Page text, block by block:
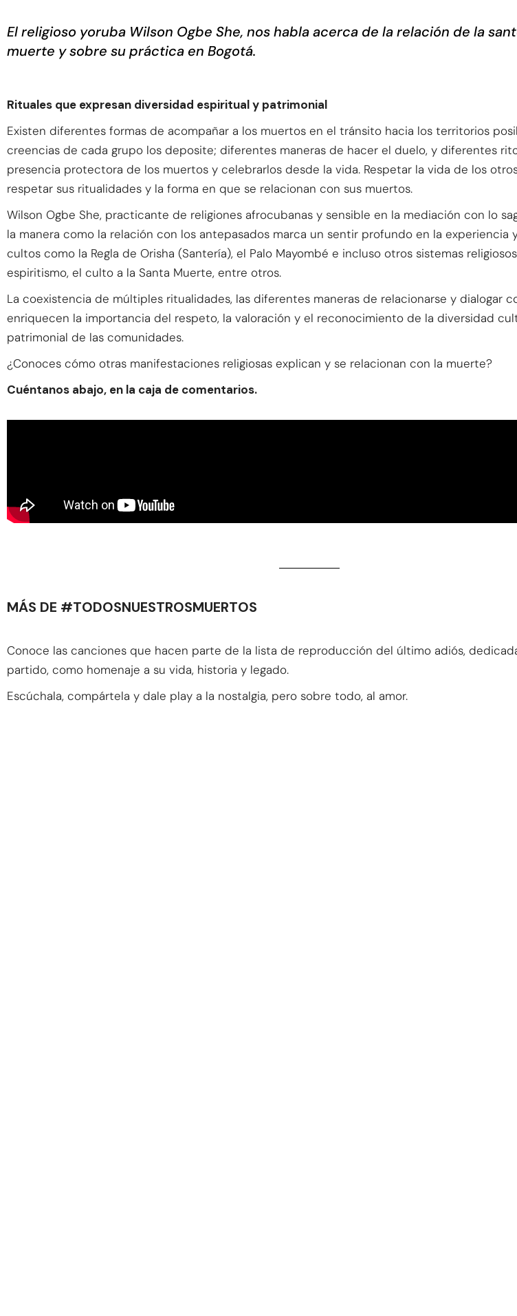
El religioso yoruba Wilson Ogbe She, nos habla acerca de la relación de la
muerte y sobre su práctica en Bogotá.
Rituales que expresan diversidad espiritual y patrimonial
Existen diferentes formas de acompañar a los muertos en el tránsito hacia los territorios
creencias de cada grupo los deposite; diferentes maneras de hacer el duelo, y diferentes
presencia protectora de los muertos y celebrarlos desde la vida. Respetar la vida de los
respetar sus ritualidades y la forma en que se relacionan con sus muertos.
Wilson Ogbe She, practicante de religiones afrocubanas y sensible en la mediación con lo
la manera como la relación con los antepasados marca un sentir profundo en la experiencia
cultos como la Regla de Orisha (Santería), el Palo Mayombé e incluso otros sistemas
espiritismo, el culto a la Santa Muerte, entre otros.
La coexistencia de múltiples ritualidades, las diferentes maneras de relacionarse y dialogar
enriquecen la importancia del respeto, la valoración y el reconocimiento de la diversidad
patrimonial de las comunidades.
¿Conoces cómo otras manifestaciones religiosas explican y se relacionan con la muerte?
Cuéntanos abajo, en la caja de comentarios.
MÁS DE #TODOSNUESTROSMUERTOS
Conoce las canciones que hacen parte de la lista de reproducción del último adiós,
partido, como homenaje a su vida, historia y legado.
Escúchala, compártela y dale play a la nostalgia, pero sobre todo, al amor.